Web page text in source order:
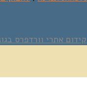
קידום אתרי וורדפרס